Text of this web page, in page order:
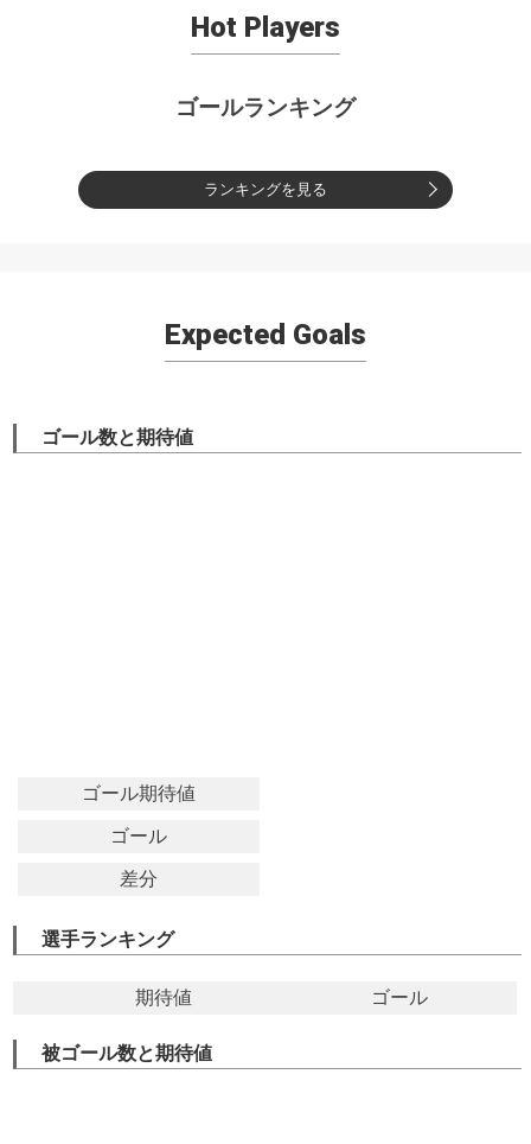
Hot Players
ゴールランキング
ランキングを見る
Expected Goals
ゴール数と期待値
ゴール期待値
ゴール
差分
選手ランキング
期待値 ゴール
被ゴール数と期待値